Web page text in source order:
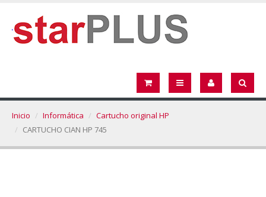
Inicio Informática
Cartucho original HP
CARTUCHO CIAN HP 745